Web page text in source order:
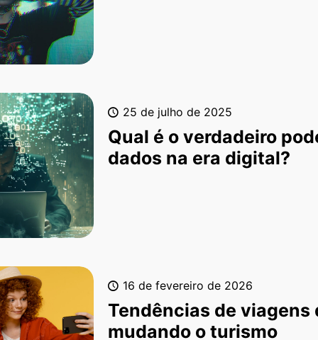
25 de julho de 2025
Qual é o verdadeiro
dados na era digital?
16 de fevereiro de 2026
Tendências de viagens
mudando o turismo